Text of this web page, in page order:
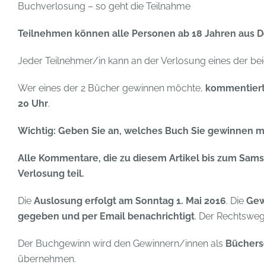
Buchverlosung – so geht die Teilnahme
Teilnehmen können alle Personen ab 18 Jahren aus
Jeder Teilnehmer/in kann an der Verlosung eines der
Wer eines der 2 Bücher gewinnen möchte,
20 Uhr.
Wichtig: Geben Sie an, welches Buch Sie gewinnen
Alle Kommentare, die zu diesem Artikel bis zum
Verlosung teil.
Die Auslosung erfolgt am Sonntag 1. Mai 2016. Die
gegeben und per Email benachrichtigt. Der
Der Buchgewinn wird den Gewinnern/innen als
übernehmen.